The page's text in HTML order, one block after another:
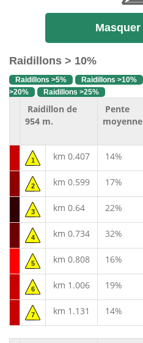
Raidillons > 10%
Raidillons >5% Raidillons >10%
>20%
Raidillons >25%
Raidillon de
954 m.
Pente
moyenne
1 km 0.407 14%
2 km 0.599 17%
3 km 0.64 22%
4 km 0.734 32%
5 km 0.808 16%
6 km 1.006 19%
7 km 1.131 14%